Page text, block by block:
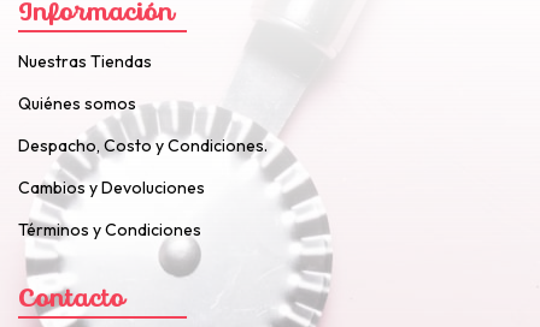
Información
Nuestras Tiendas
Quiénes somos
Despacho, Costo y Condiciones.
Cambios y Devoluciones
Términos y Condiciones
Contacto